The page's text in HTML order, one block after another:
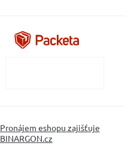
Pronájem eshopu zajišťuje
BINARGON.cz